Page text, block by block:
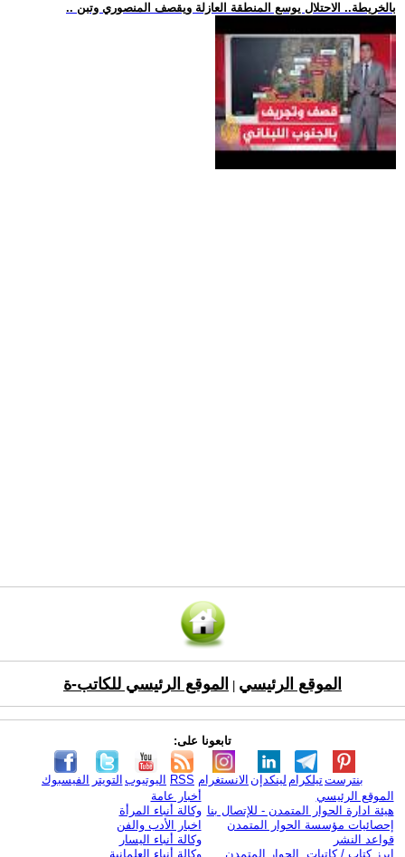
.. بالخريطة.. الاحتلال يوسع المنطقة العازلة ويقصف المنصوري وتبن
الموقع الرئيسي الموقع الرئيسي للكاتب-ة
تابعونا على:
الفيسبوك التويتر اليوتيوب RSS الانستغرام لينكدإن تيلكرامبنترست
الموقع الرئيسي
هيئة ادارة الحوار المتمدن - للإتصال بنا
إحصائيات مؤسسة الحوار المتمدن
قواعد النشر
ابرز كتاب / كاتبات الحوار المتمدن
أخبار عامة
وكالة أنباء المرأة
اخبار الأدب والفن
وكالة أنباء اليسار
وكالة أنباء العلمانية